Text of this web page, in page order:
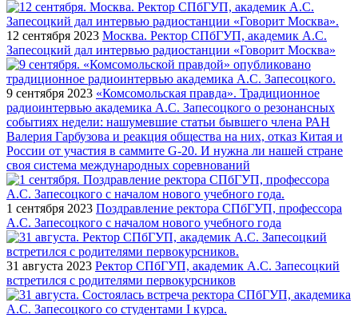
12 сентября 2023 Москва. Ректор СПбГУП, академик А.С.
Запесоцкий дал интервью радиостанции «Говорит Москва»
9 сентября 2023 «Комсомольская правда». Традиционное
радиоинтервью академика А.С. Запесоцкого о резонансных
событиях недели: нашумевшие статьи бывшего члена РАН
Валерия Гарбузова и реакция общества на них, отказ Китая и
России от участия в саммите G-20. И нужна ли нашей стране
своя система международных соревнований
1 сентября 2023 Поздравление ректора СПбГУП, профессора
А.С. Запесоцкого с началом нового учебного года
31 августа 2023 Ректор СПбГУП, академик А.С. Запесоцкий
встретился с родителями первокурсников